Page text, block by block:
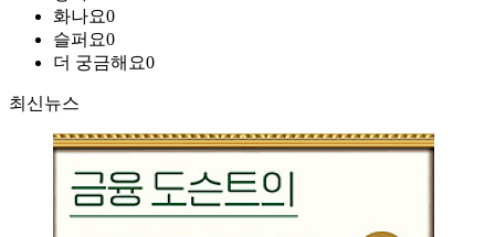
화나요0
슬퍼요0
더 궁금해요0
최신뉴스